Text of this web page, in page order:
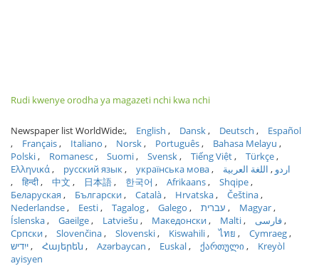
Rudi kwenye orodha ya magazeti nchi kwa nchi
Newspaper list WorldWide: English Dansk Deutsch
Español
Français
Italiano Norsk Português
Bahasa Melayu
Polski
Romanesc Suomi Svensk Tiếng Việt
Türkçe
Ελληνικά
русский язык українська мова اردو
اللغة العربية
हिन्दी
中文 日本語 한국어 Afrikaans
Shqipe
Беларуская
Български Català Hrvatska
Čeština
Nederlandse
Eesti Tagalog Galego עברית
Magyar
Íslenska
Gaeilge Latviešu Македонски Malti
فارسی
Српски
Slovenčina Slovenski Kiswahili ไทย
Cymraeg
ייִדיש
Հայերեն Azərbaycan Euskal ქართული
Kreyòl
ayisyen